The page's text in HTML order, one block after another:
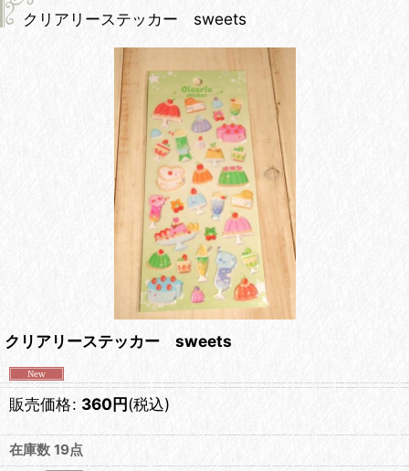
クリアリーステッカー sweets
クリアリーステッカー sweets
販売価格: 360円(税込)
在庫数 19点